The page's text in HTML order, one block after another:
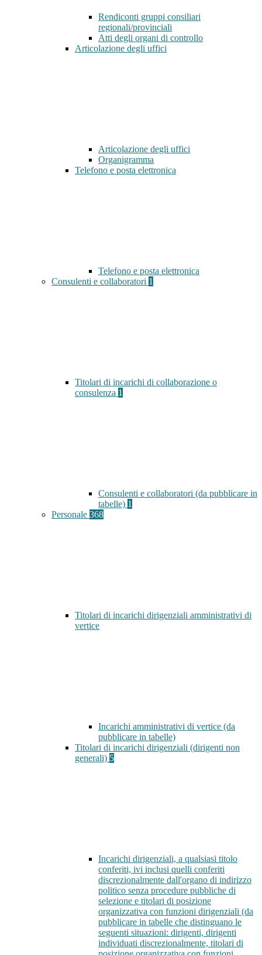
Rendiconti gruppi consiliari
regionali/provinciali
Atti degli organi di controllo
Articolazione degli uffici
Articolazione degli uffici
Organigramma
Telefono e posta elettronica
Telefono e posta elettronica
Consulenti e collaboratori 1
Titolari di incarichi di collaborazione o
consulenza 1
Consulenti e collaboratori (da pubblicare in
tabelle) 1
Personale 368
Titolari di incarichi dirigenziali amministrativi di
vertice
Incarichi amministrativi di vertice (da
pubblicare in tabelle)
Titolari di incarichi dirigenziali (dirigenti non
generali) 5
Incarichi dirigenziali, a qualsiasi titolo
conferiti, ivi inclusi quelli conferiti
discrezionalmente dall'organo di indirizzo
politico senza procedure pubbliche di
selezione e titolari di posizione
organizzativa con funzioni dirigenziali (da
pubblicare in tabelle che distinguano le
seguenti situazioni: dirigenti, dirigenti
individuati discrezionalmente, titolari di